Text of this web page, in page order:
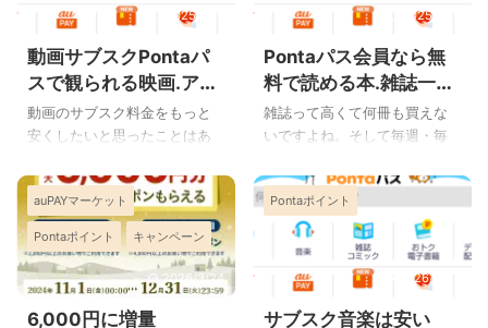
積み立てた結果とクレカ積立
のメリットとデメリットにつ
いてご紹介したいと思いま
す。 新NISAでS＆P500とオー
てた結果 S＆P500とオルカン
の運用益 積み立て結果と運用
でよろしければご覧くださ
い。 note [10ヶ月]三菱UFJe
...
ると、税金をかけられずに資
産を増やすことができます。
なぜ新NISAが注目されている
かというと、投資を通じてお
からです。具体的には、身近
な商品に投資することがで
に適しています。 例えば、株
式や投資信託、ETFなどの金融
商品を購入す ...
2025/7/16
動画サブスクPontaパ
スで観られる映画.アニ
メ.ドラマetc.一覧&作
品数2025年3月
動画のサブスク料金をもっと
安くしたいと思ったことはあ
すめなのがPontaパスです。
月額548円かかりますが、他の
サブスクと違ってPontaパスは
動画を見る以外にもできるこ
とがたくさんあります。 他の
ことで月額料金の元を取って
しまえば、動画は実質無料で
2025/7/16
Pontaパス会員なら無
料で読める本.雑誌一覧
&作品数2025年1月
雑誌って高くて何冊も買えな
いですよね。そして毎週・毎
です。 そんな時におすすめな
のがポンタパスです。 Ponta
パスは月額548円かかりますが
簡単に元が取れるので、雑誌
はほぼ無料で読める計算で
す。 ちなみに何冊でも読み放
題です。 ポンタパス会員にな
auPAYマーケット
Pontaポイント キャンペーン
2026/3/24
6,000円に増量
Pontaポイント
2026/3/24
サブスク音楽は安い